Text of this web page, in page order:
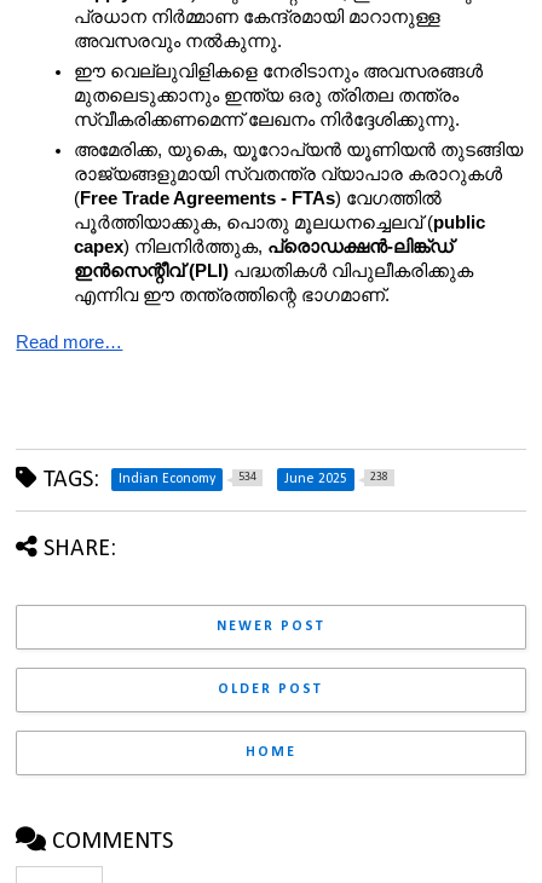
പ്രധാന നിർമ്മാണ കേന്ദ്രമായി മാറാനുള്ള
അവസരവും നൽകുന്നു.
ഈ വെല്ലുവിളികളെ നേരിടാനും അവസരങ്ങൾ
മുതലെടുക്കാനും ഇന്ത്യ ഒരു ത്രിതല തന്ത്രം
സ്വീകരിക്കണമെന്ന് ലേഖനം നിർദ്ദേശിക്കുന്നു.
അമേരിക്ക, യുകെ, യൂറോപ്യൻ യൂണിയൻ തുടങ്ങിയ
രാജ്യങ്ങളുമായി സ്വതന്ത്ര വ്യാപാര കരാറുകൾ
(Free Trade Agreements - FTAs) വേഗത്തിൽ
പൂർത്തിയാക്കുക, പൊതു മൂലധനച്ചെലവ് (public
capex) നിലനിർത്തുക, പ്രൊഡക്ഷൻ-ലിങ്ക്ഡ്
ഇൻസെന്റീവ് (PLI) പദ്ധതികൾ വിപുലീകരിക്കുക
എന്നിവ ഈ തന്ത്രത്തിന്റെ ഭാഗമാണ്.
Read more…
TAGS: Indian Economy 534 June 2025 238
SHARE:
NEWER POST
OLDER POST
HOME
COMMENTS